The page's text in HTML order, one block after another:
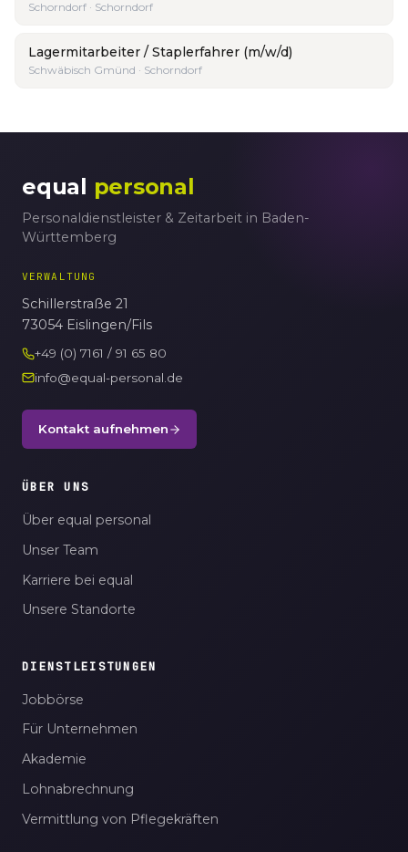
Schorndorf · Schorndorf
Lagermitarbeiter / Staplerfahrer (m/w/d)
Schwäbisch Gmünd · Schorndorf
equal personal
Personaldienstleister & Zeitarbeit in Baden-
Württemberg
VERWALTUNG
Schillerstraße 21
73054 Eislingen/Fils
+49 (0) 7161 / 91 65 80
info@equal-personal.de
Kontakt aufnehmen
ÜBER UNS
Über equal personal
Unser Team
Karriere bei equal
Unsere Standorte
DIENSTLEISTUNGEN
Jobbörse
Für Unternehmen
Akademie
Lohnabrechnung
Vermittlung von Pflegekräften